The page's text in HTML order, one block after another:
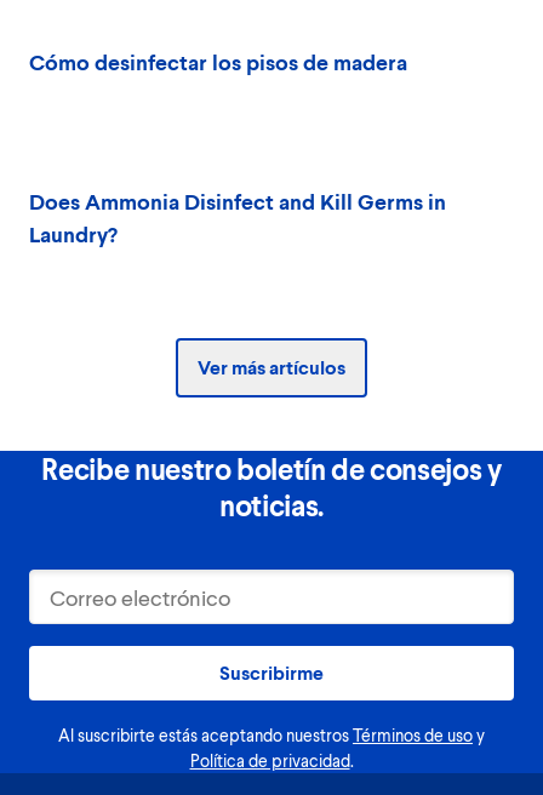
Cómo desinfectar los pisos de madera
Does Ammonia Disinfect and Kill Germs in
Laundry?
Ver más artículos
Recibe nuestro boletín de consejos y
noticias.
Suscribirme
Al suscribirte estás aceptando nuestrosTérminos de usoy
Política de privacidad.